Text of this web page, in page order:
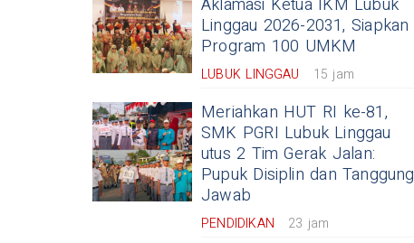
Aklamasi Ketua IKM Lubuk
Linggau 2026-2031, Siapkan
Program 100 UMKM
LUBUK LINGGAU 15 jam
Meriahkan HUT RI ke-81,
SMK PGRI Lubuk Linggau
utus 2 Tim Gerak Jalan:
Pupuk Disiplin dan Tanggung
Jawab
PENDIDIKAN 23 jam